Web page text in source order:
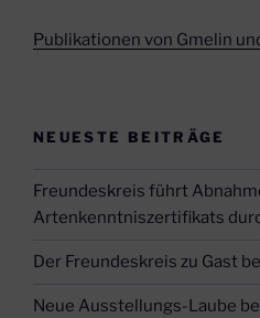
Publikationen von Gmelin
NEUESTE BEITRÄGE
Freundeskreis führt
Artenkenntniszertifikats
Der Freundeskreis zu Gast
Neue Ausstellungs-Laube